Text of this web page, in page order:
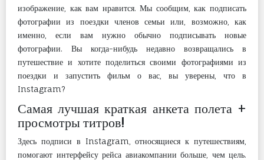
изображение, как вам нравится. Мы сообщим, как подписать
фотографии из поездки членов семьи или, возможно, как
именно, если вам нужно обычно подписывать новые
фотографии. Вы когда-нибудь недавно возвращались в
путешествие и хотите поделиться своими фотографиями из
поездки и запустить фильм о вас, вы уверены, что в
Instagram?
Самая лучшая краткая анкета полета +
просмотры титров!
Здесь подписи в Instagram, относящиеся к путешествиям,
помогают интерфейсу рейса авиакомпании больше, чем цель.